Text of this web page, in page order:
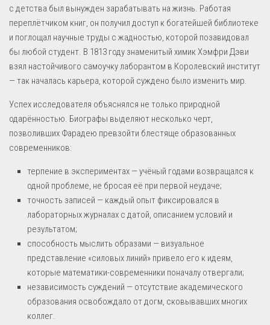
с детства был вынужден зарабатывать на жизнь. Работая
переплётчиком книг, он получил доступ к богатейшей библиотеке
и поглощал научные труды с жадностью, которой позавидовал
бы любой студент. В 1813 году знаменитый химик Хэмфри Дэви
взял настойчивого самоучку лаборантом в Королевский институт
— так началась карьера, которой суждено было изменить мир.
Успех исследователя объяснялся не только природной
одарённостью. Биографы выделяют несколько черт,
позволивших Фарадею превзойти блестяще образованных
современников:
терпение в экспериментах — учёный годами возвращался к
одной проблеме, не бросая её при первой неудаче;
точность записей — каждый опыт фиксировался в
лабораторных журналах с датой, описанием условий и
результатом;
способность мыслить образами — визуальное
представление «силовых линий» привело его к идеям,
которые математики-современники поначалу отвергали;
независимость суждений — отсутствие академического
образования освобождало от догм, сковывавших многих
коллег.